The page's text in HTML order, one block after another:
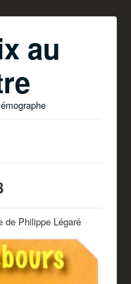
au
de Philippe Légaré